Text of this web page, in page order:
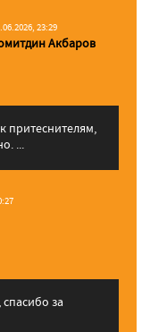
23:29
Акбаров
притеснителям,
...
за